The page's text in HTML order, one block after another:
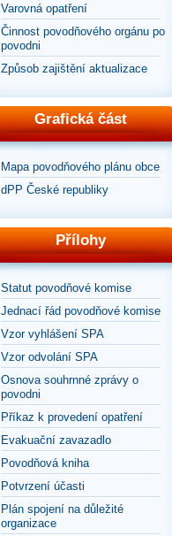
Varovná opatření
Činnost povodňového orgánu po
povodni
Způsob zajištění aktualizace
Grafická část
Mapa povodňového plánu obce
dPP České republiky
Přílohy
Statut povodňové komise
Jednací řád povodňové komise
Vzor vyhlášení SPA
Vzor odvolání SPA
Osnova souhrnné zprávy o
povodni
Příkaz k provedení opatření
Evakuační zavazadlo
Povodňová kniha
Potvrzení účasti
Plán spojení na důležité
organizace